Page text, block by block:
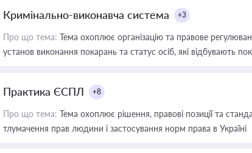
Кримінально-виконавча система +3
Про що тема: Тема охоплює організацію та правове
установ виконання покарань та статус осіб, які відбувають
Практика ЄСПЛ +8
Про що тема: Тема охоплює рішення, правові позиції та
тлумачення прав людини і застосування норм права в Україні